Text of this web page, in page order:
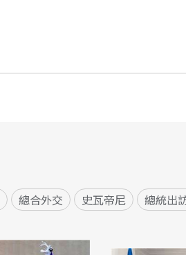
總合外交 史瓦帝尼 總統出